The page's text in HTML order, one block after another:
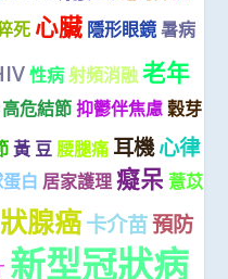
死 心臟 隱形眼鏡暑病
性病 射頻消融 老年
高危結節 抑鬱伴焦慮 穀芽
黃 豆 腰腿痛 耳機心律
白 居家護理 癡呆 薏苡
腺癌卡介苗預防
新型冠狀病